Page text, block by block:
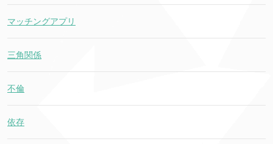
マッチングアプリ
三角関係
不倫
依存